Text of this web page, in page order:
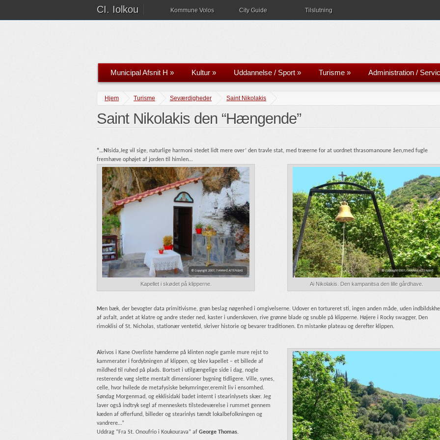
CI. Iolkou Kommune Volos City Guide Tilslutning
Municipal Afsnit H » Kultur » Uddannelse / Sport » Turisme » Administration /
Hjem Turisme Seværdigheder Saint Nikolakis
Saint Nikolakis den “Hængende”
“…N Isida,Jeg vil sige, naturlige harmoni stedet lidt mere over’ den travle stat, med træerne for at uordnet thrasomanoune åen,med fugle
fremhæve ophøjet af jorden til himlen…
Ai Nikolakis. Den kampanitsa den lille gårdhave.
Kapellet i skødet på klipperne.
Men bæk, der bevogter data primitivisme, grøn beslag nøgenhed i omgivelserne. Udover en tortureret sti, ingen anden måde, uden
af asfalt, andet at klatre og andre steder ned, kaster i underskoven, rive grønne blade og snuble på klipperne. Højere i Rocky swagger, Den
rimoklisi of St. Nicholas, stationær ventetid, skriver historie og bevarer traditionen. En mistanke plateau og derefter klippen.
Akrivos i Kane Overliste hænderne på klinten nogle gamle mure rejst to
kammerater i fordybningen af ​​klippen, og blev kapellet – et billede af
mildhed til ruhed på plads. Bortset i utilgængelige side i dag, nogle
resterende væg slette mentalt dimensioner bygning tidligere. Ville, synes,
celle, hvor hvilede de metafysiske bekymringer,eremit liv i ensomhed.
Søndag Morgenmad, og ekklisidaki badet internt i stearinlysets skær. Jeg
laver også indtryk segl af menneskets tilstedeværelse i rummet gennem
kæden af ​​offerfund, billeder og stearinlys tændt lokalbefolkningen og
vandrere…”
Uddrag “Fra St. Onoufrio i Koukourava” af George Thomas.